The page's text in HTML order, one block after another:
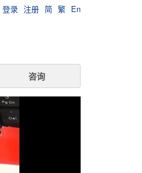
登录 注册 简 繁 En
咨询